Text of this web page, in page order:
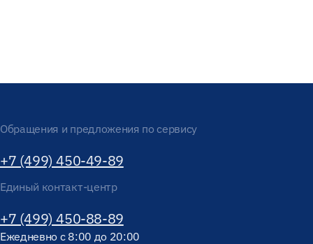
Обращения и предложения по сервису
+7 (499) 450-49-89
Единый контакт-центр
+7 (499) 450-88-89
Ежедневно с 8:00 до 20:00